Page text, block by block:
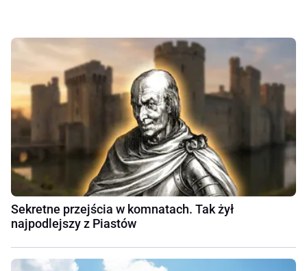
Sekretne przejścia w komnatach. Tak żył
najpodlejszy z Piastów